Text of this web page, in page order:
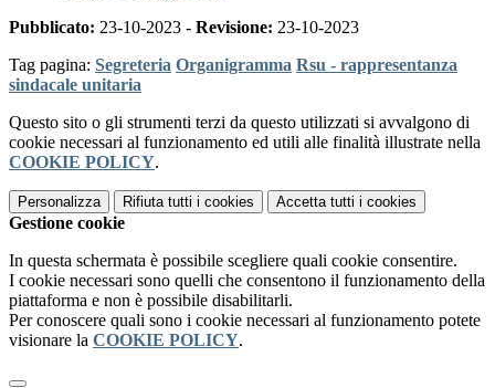
Pubblicato: 23-10-2023 - Revisione: 23-10-2023
Tag pagina: Segreteria Organigramma Rsu - rappresentanza
sindacale unitaria
Questo sito o gli strumenti terzi da questo utilizzati si avvalgono di
cookie necessari al funzionamento ed utili alle finalità illustrate nella
COOKIE POLICY.
Personalizza Rifiuta tutti i cookies Accetta tutti i cookies
Gestione cookie
In questa schermata è possibile scegliere quali cookie consentire.
I cookie necessari sono quelli che consentono il funzionamento della
piattaforma e non è possibile disabilitarli.
Per conoscere quali sono i cookie necessari al funzionamento potete
visionare la COOKIE POLICY.